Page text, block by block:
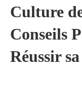
Culture
Conseils
Réussir